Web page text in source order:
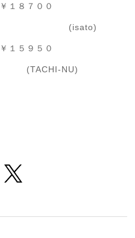
８７００
５０
NU)